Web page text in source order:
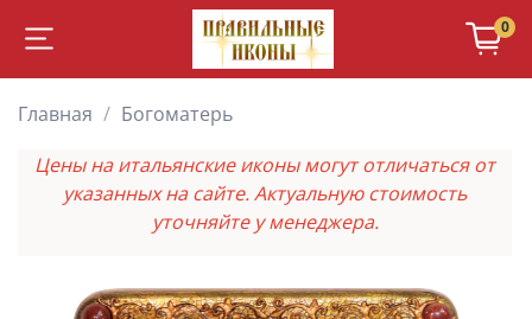
0
Главная
Богоматерь
Цены на итальянские иконы могут отличаться от
указанных на сайте. Актуальную стоимость
уточняйте у менеджера.